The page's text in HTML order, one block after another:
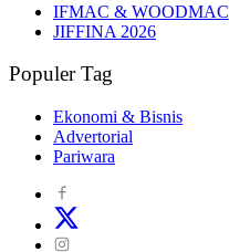
IFMAC & WOODMAC
JIFFINA 2026
Populer Tag
Ekonomi & Bisnis
Advertorial
Pariwara